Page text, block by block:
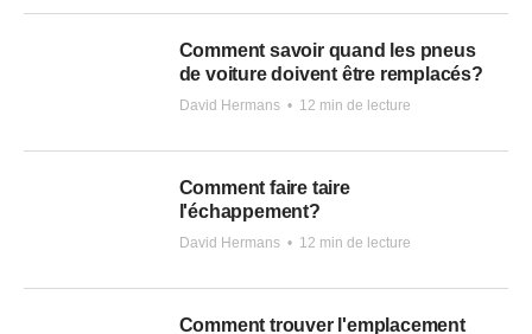
Comment savoir quand les pneus
de voiture doivent être remplacés?
David Hermans • 12 min de lecture
Comment faire taire
l'échappement?
David Hermans • 12 min de lecture
Comment trouver l'emplacement